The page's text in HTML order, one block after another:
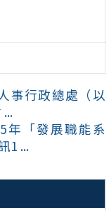
事行政總處（以
年「發展職能系
1 ...